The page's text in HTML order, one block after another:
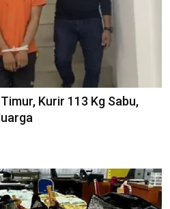
Kurir 113 Kg Sabu,